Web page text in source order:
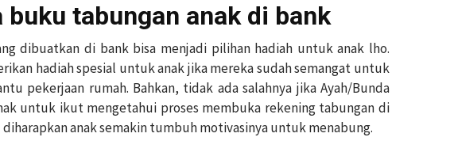
buku tabungan anak di bank
dibuatkan di bank bisa menjadi pilihan hadiah untuk anak lho.
hadiah spesial untuk anak jika mereka sudah semangat untuk
pekerjaan rumah. Bahkan, tidak ada salahnya jika Ayah/Bunda
untuk ikut mengetahui proses membuka rekening tabungan di
anak semakin tumbuh motivasinya untuk menabung.